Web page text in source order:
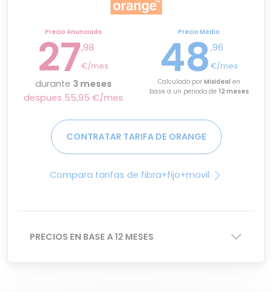
Precio Anunciado
27,98
€/mes
durante 3 meses
despues 55,95 €/mes
Precio Medio
48 ,96
€/mes
Calculado por Mixideal en
base a un periodo de 12 meses
CONTRATAR TARIFA DE ORANGE
Compara tarifas de fibra+fijo+movil
PRECIOS EN BASE A 12 MESES